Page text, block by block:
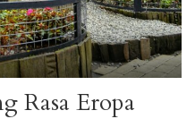
Rasa Eropa